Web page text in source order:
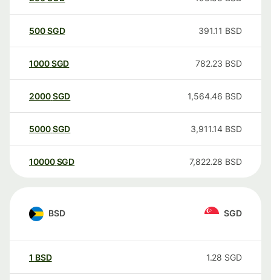
500SGD 391.11 BSD
1000SGD 782.23 BSD
2000SGD 1,564.46 BSD
5000SGD 3,911.14 BSD
10000 SGD 7,822.28 BSD
BSD SGD
1 BSD 1.28 SGD